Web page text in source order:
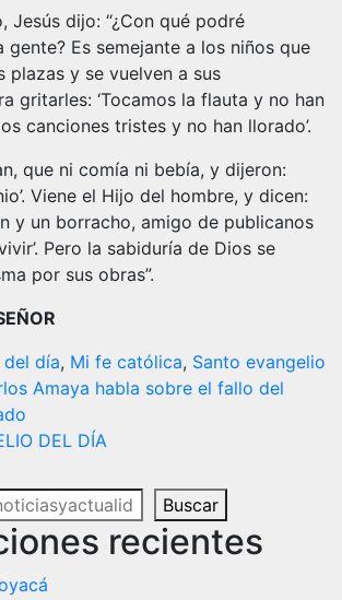
Jesús dijo: “¿Con qué podré
gente? Es semejante a los niños que
plazas y se vuelven a sus
gritarles: ‘Tocamos la flauta y no han
canciones tristes y no han llorado’.
que ni comía ni bebía, y dijeron:
Viene el Hijo del hombre, y dicen:
y un borracho, amigo de publicanos
Pero la sabiduría de Dios se
por sus obras”.
del día, Mi fe católica, Santo evangelio
Amaya habla sobre el fallo del
DEL DÍA
Buscar
recientes